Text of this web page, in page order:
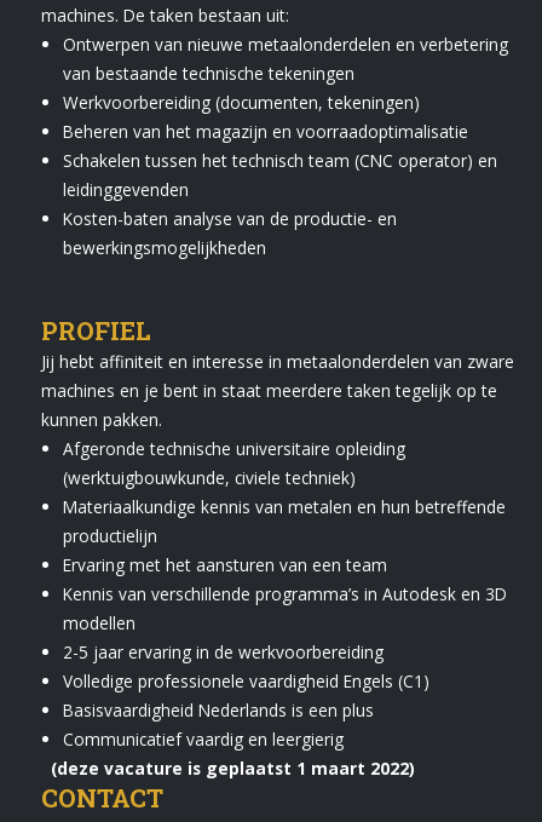
machines. De taken bestaan uit:
Ontwerpen van nieuwe metaalonderdelen en verbetering
van bestaande technische tekeningen
Werkvoorbereiding (documenten, tekeningen)
Beheren van het magazijn en voorraadoptimalisatie
Schakelen tussen het technisch team (CNC operator) en
leidinggevenden
Kosten-baten analyse van de productie- en
bewerkingsmogelijkheden
PROFIEL
Jij hebt affiniteit en interesse in metaalonderdelen van zware
machines en je bent in staat meerdere taken tegelijk op te
kunnen pakken.
Afgeronde technische universitaire opleiding
(werktuigbouwkunde, civiele techniek)
Materiaalkundige kennis van metalen en hun betreffende
productielijn
Ervaring met het aansturen van een team
Kennis van verschillende programma’s in Autodesk en 3D
modellen
2-5 jaar ervaring in de werkvoorbereiding
Volledige professionele vaardigheid Engels (C1)
Basisvaardigheid Nederlands is een plus
Communicatief vaardig en leergierig
(deze vacature is geplaatst 1 maart 2022)
CONTACT